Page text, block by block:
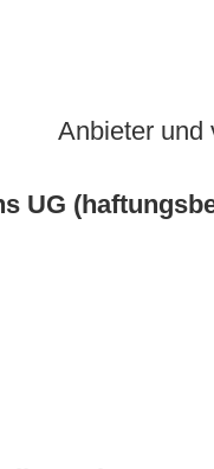
Anbieter und
UG